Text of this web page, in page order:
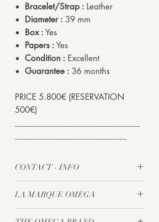
Bracelet/Strap : Leather
Diameter : 39 mm
Box :Yes
Papers :Yes
Condition : Excellent
Guarantee : 36 months
PRICE 5.800€ (RESERVATION
500€)
CONTACT - INFO
N'hésitez pas, appelez-nous au +32 2
345 56 88 ou envoyez-nous un e-mail
à info@artisandutemps.com.
LA MARQUE OMEGA